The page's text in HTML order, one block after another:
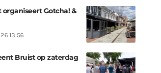
organiseert Gotcha! &
13:56
Bruist op zaterdag